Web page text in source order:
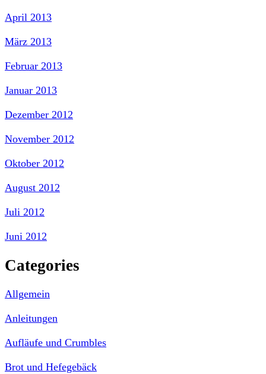
April 2013
März 2013
Februar 2013
Januar 2013
Dezember 2012
November 2012
Oktober 2012
August 2012
Juli 2012
Juni 2012
Categories
Allgemein
Anleitungen
Aufläufe und Crumbles
Brot und Hefegebäck